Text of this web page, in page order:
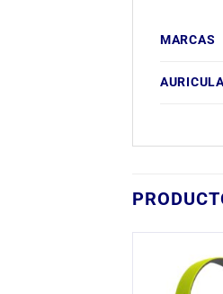
MARCAS